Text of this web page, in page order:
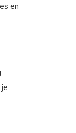
en